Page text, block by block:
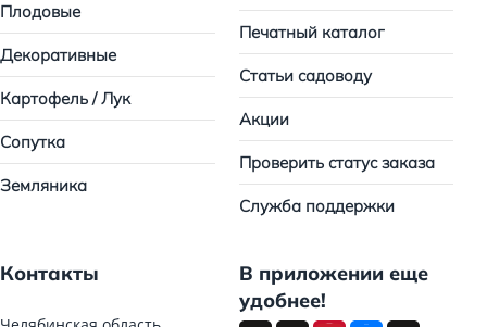
Плодовые
Декоративные
Картофель / Лук
Сопутка
Земляника
Печатный каталог
Статьи садоводу
Акции
Проверить статус заказа
Служба поддержки
Контакты
В приложении еще
удобнее!